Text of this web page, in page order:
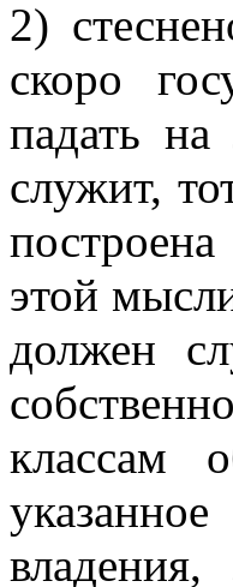
2)
скоро
падать
служит,
этой
должен
классам